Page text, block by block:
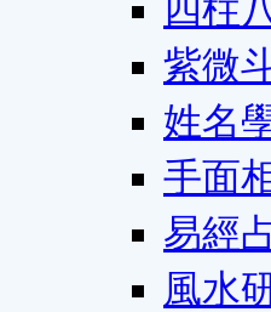
四柱
紫微
姓名
手面
易經
風水